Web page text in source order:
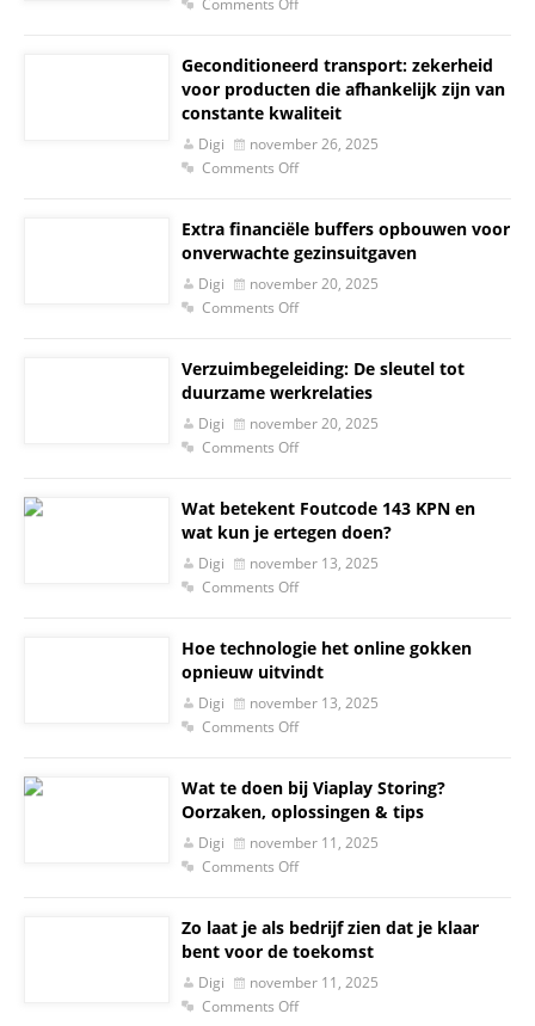
Comments Off
Geconditioneerd transport: zekerheid
voor producten die afhankelijk zijn van
constante kwaliteit
Digi
november 26, 2025
Comments Off
Extra financiële buffers opbouwen voor
onverwachte gezinsuitgaven
Digi
november 20, 2025
Comments Off
Verzuimbegeleiding: De sleutel tot
duurzame werkrelaties
Digi
november 20, 2025
Comments Off
Wat betekent Foutcode 143 KPN en
wat kun je ertegen doen?
Digi
november 13, 2025
Comments Off
Hoe technologie het online gokken
opnieuw uitvindt
Digi
november 13, 2025
Comments Off
Wat te doen bij Viaplay Storing?
Oorzaken, oplossingen & tips
Digi
november 11, 2025
Comments Off
Zo laat je als bedrijf zien dat je klaar
bent voor de toekomst
Digi
november 11, 2025
Comments Off